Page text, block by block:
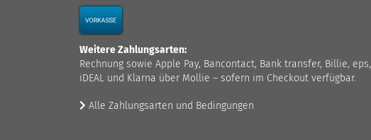
Weitere Zahlungsarten:
Rechnung sowie Apple Pay, Bancontact, Bank transfer, Billie, eps,
iDEAL und Klarna über Mollie – sofern im Checkout verfügbar.
Alle Zahlungsarten und Bedingungen